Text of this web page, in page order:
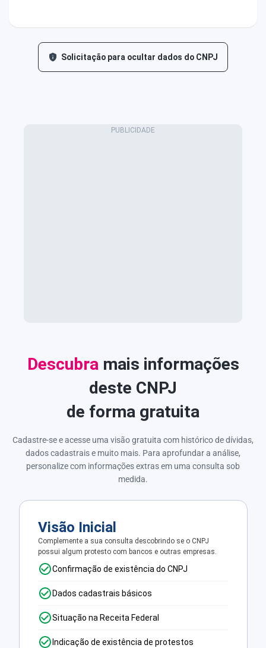
Solicitação para ocultar dados do CNPJ
Descubra mais informações
deste CNPJ
de forma gratuita
Cadastre-se e acesse uma visão gratuita com histórico de dívidas,
dados cadastrais e muito mais. Para aprofundar a análise,
personalize com informações extras em uma consulta sob
medida.
Visão Inicial
Complemente a sua consulta descobrindo se o CNPJ
possui algum protesto com bancos e outras empresas.
Confirmação de existência do CNPJ
Dados cadastrais básicos
Situação na Receita Federal
Indicação de existência de protestos